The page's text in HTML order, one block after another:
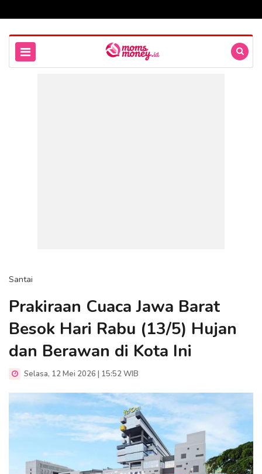
Santai
Prakiraan Cuaca Jawa Barat
Besok Hari Rabu (13/5) Hujan
dan Berawan di Kota Ini
Selasa, 12 Mei 2026 | 15:52 WIB